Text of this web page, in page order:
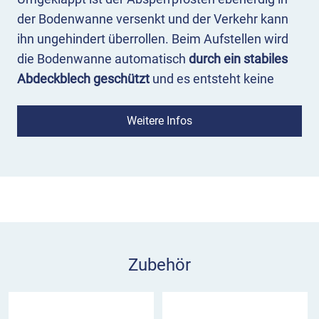
der Bodenwanne versenkt und der Verkehr kann
ihn ungehindert überrollen. Beim Aufstellen wird
die Bodenwanne automatisch durch ein stabiles
Abdeckblech geschützt und es entsteht keine
Sie können den Sesampfosten rein feuerverzinkt
Dreikantverschluss. Den passenden
Weitere Infos
Zubehör